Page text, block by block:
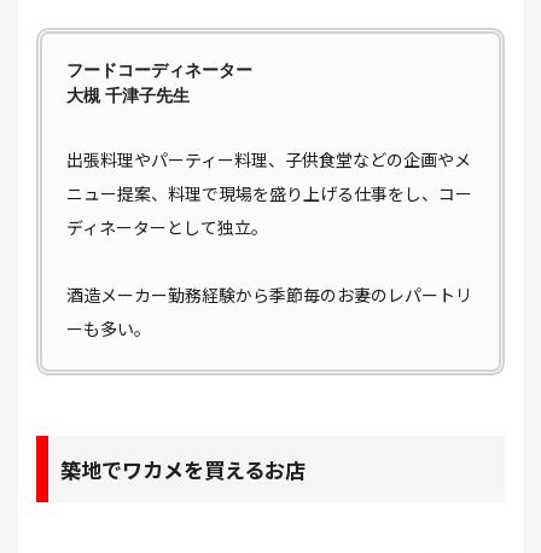
フードコーディネーター
大槻 千津子先生
出張料理やパーティー料理、子供食堂などの企画やメ
ニュー提案、料理で現場を盛り上げる仕事をし、コー
ディネーターとして独立。
酒造メーカー勤務経験から季節毎のお妻のレパートリ
ーも多い。
築地でワカメを買えるお店